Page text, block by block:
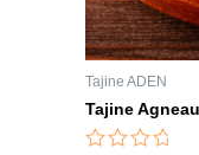
Tajine ADEN
Tajine Agneau